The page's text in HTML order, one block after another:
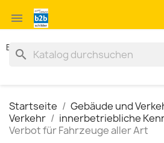

Exklusiv für Geschäftskunden. Kein
zzgl. MWST und
search
Startseite Gebäude und
Verkehr
innerbetriebliche
Verbot für Fahrzeuge aller Art